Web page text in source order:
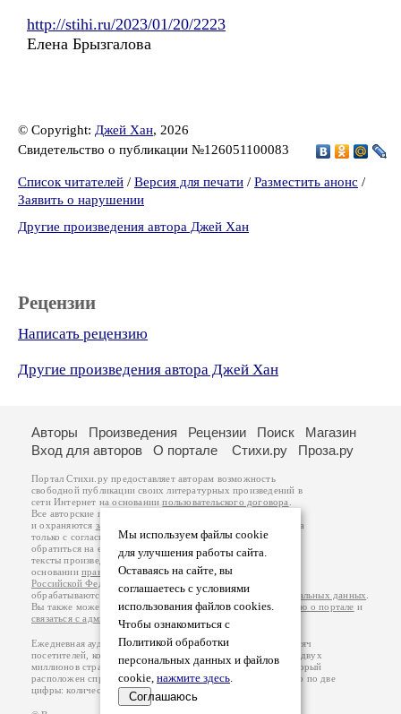
http://stihi.ru/2023/01/20/2223
Елена Брызгалова
© Copyright: Джей Хан, 2026
Свидетельство о публикации №126051100083
Список читателей / Версия для печати / Разместить анонс /
Заявить о нарушении
Другие произведения автора Джей Хан
Рецензии
Написать рецензию
Другие произведения автора Джей Хан
Мы используем файлы cookie
для улучшения работы сайта.
Оставаясь на сайте, вы
соглашаетесь с условиями
использования файлов cookies.
Чтобы ознакомиться с
Политикой обработки
персональных данных и файлов
cookie, нажмите здесь.
Соглашаюсь
Авторы Произведения Рецензии Поиск
Магазин
Вход для авторов
О портале Стихи.ру Проза.ру
Портал Стихи.ру предоставляет авторам возможность
свободной публикации своих литературных произведений в
сети Интернет на основаниипользовательского договора
Все авторские права на произведения принадлежат авторам
и охраняются законом
. Перепечатка произведений возможна
только с согласия его автора, к которому вы можете
обратиться на его авторской странице. Ответственность за
тексты произведений авторы несут самостоятельно на
основанииправил публикацииизаконодательства
Российской Федерации
обрабатываются на основанииПолитики обработки персональных данных
Вы также можете посмотреть более подробнуюинформацию о портале и
связаться с администрацией
Ежедневная аудитория портала Стихи.ру – порядка 200 тысяч
посетителей, которые в общей сумме просматривают более двух
миллионов страниц по данным счетчика посещаемости, который
расположен справа от этого текста. В каждой графе указано по две
цифры: количество просмотров и количество посетителей.